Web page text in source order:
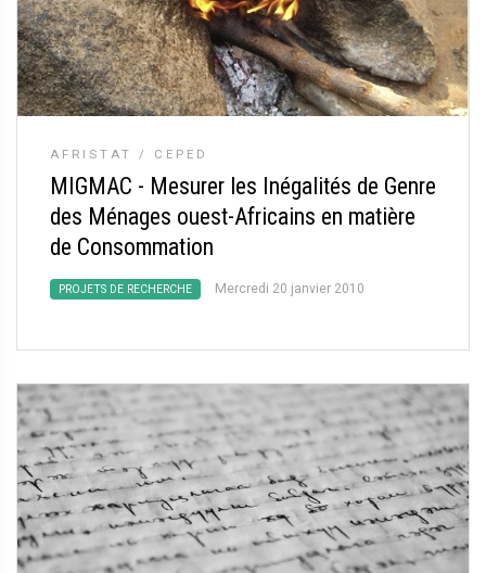
AFRISTAT / CEPED
MIGMAC - Mesurer les Inégalités de Genre
des Ménages ouest-Africains en matière
de Consommation
PROJETS DE RECHERCHE Mercredi 20 janvier 2010